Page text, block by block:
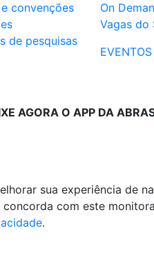
convenções
de pesquisas
On
Vagas do
EVENTOS
AGORA O APP DA
sua experiência de
com este
.